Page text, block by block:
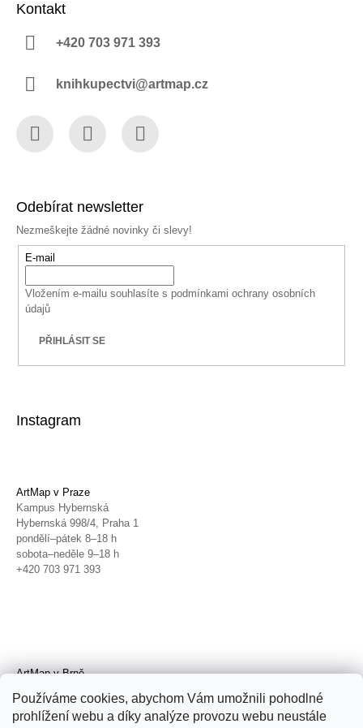
Používáme cookies, abychom Vám umožnili pohodlné
prohlížení webu a díky analýze provozu webu neustále
Kontakt
+420 703 971 393
knihkupectvi@artmap.cz
Odebírat newsletter
Nezmeškejte žádné novinky či slevy!
E-mail
Vložením e-mailu souhlasíte s podmínkami ochrany osobních
údajů
PŘIHLÁSIT SE
Instagram
ArtMap v Praze
Kampus Hybernská
Hybernská 998/4, Praha 1
pondělí–pátek 8–18 h
sobota–neděle 9–18 h
+420 703 971 393
ArtMap v Brně
Radnická 4, Brno
úterý–pátek 11–19 h